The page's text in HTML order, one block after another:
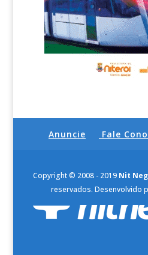
Anuncie Fale
Copyright © 2008 - 2019 Nit
reservados. Desenvolvido